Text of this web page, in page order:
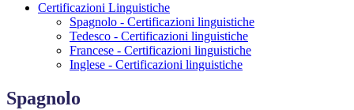
Certificazioni Linguistiche
Spagnolo - Certificazioni linguistiche
Tedesco - Certificazioni linguistiche
Francese - Certificazioni linguistiche
Inglese - Certificazioni linguistiche
Spagnolo